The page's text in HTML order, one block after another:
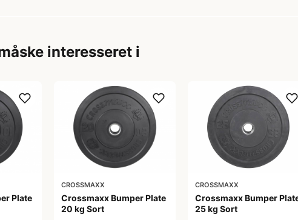
interesseret i
Plate
CROSSMAXX
Crossmaxx Bumper Plate
20 kg Sort
CROSSMAXX
Crossmaxx Bumper
25 kg Sort